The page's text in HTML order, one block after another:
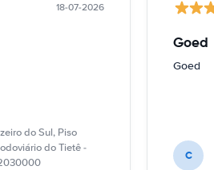
18-07-2026
do Sul, Piso
do Tietê -
Goed
Goed
C